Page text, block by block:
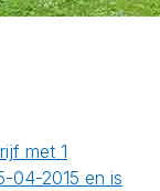
met 1
04-2015 en is